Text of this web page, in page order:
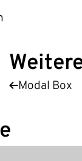
Modal Box